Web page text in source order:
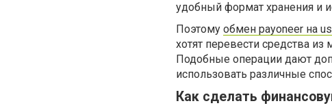
удобный формат хранения и
Поэтому обмен payoneer на
хотят перевести средства
Подобные операции дают
использовать различные
Как сделать